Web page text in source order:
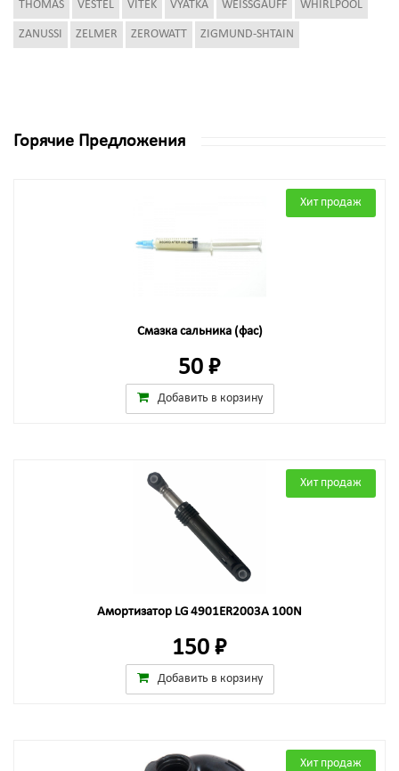
THOMAS VESTEL VITEK VYATKA WEISSGAUFF WHIRLPOOL
ZANUSSI ZELMER ZEROWATT ZIGMUND-SHTAIN
Горячие Предложения
Хит продаж
Смазка сальника (фас)
50 ₽
Добавить в корзину
Хит продаж
Амортизатор LG 4901ER2003A 100N
150 ₽
Добавить в корзину
Хит продаж